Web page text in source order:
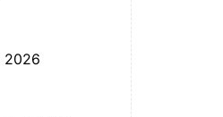
2026